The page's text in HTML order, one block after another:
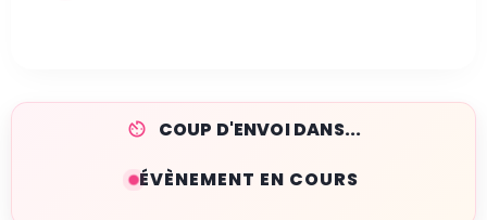
COUP D'ENVOI DANS...
ÉVÈNEMENT EN COURS